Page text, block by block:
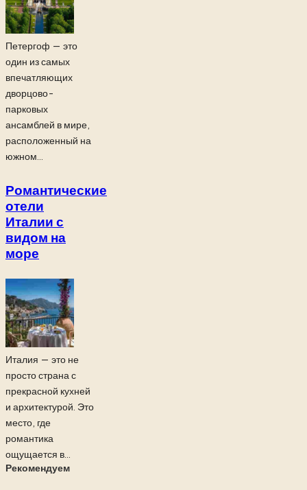
Петергоф — это
один из самых
впечатляющих
дворцово-
парковых
ансамблей в мире,
расположенный на
южном...
Романтические
отели
Италии с
видом на
море
Италия — это не
просто страна с
прекрасной кухней
и архитектурой. Это
место, где
романтика
ощущается в...
Рекомендуем